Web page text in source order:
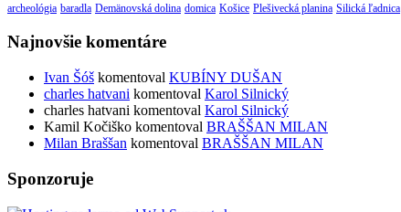
archeológia baradla Demänovská dolina domica Košice Plešivecká planina Silická ľadnica
Najnovšie komentáre
Ivan Šóš komentoval KUBÍNY DUŠAN
charles hatvani komentoval Karol Silnický
charles hatvani komentoval Karol Silnický
Kamil Kočiško komentoval BRAŠŠAN MILAN
Milan Braššan komentoval BRAŠŠAN MILAN
Sponzoruje